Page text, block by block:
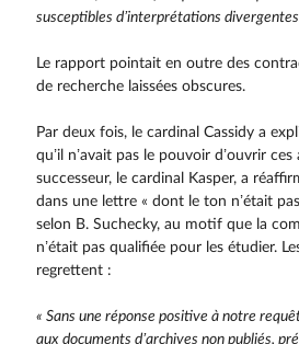
susceptibles d’interprétations
Le rapport pointait en outre des
de recherche laissées obscures.
Par deux fois, le cardinal Cassidy a
qu’il n’avait pas le pouvoir d’ouvrir ces
successeur, le cardinal Kasper, a
dans une lettre « dont le ton n’était
selon B. Suchecky, au motif que la
n’était pas qualifiée pour les étudier.
regrettent :
« Sans une réponse positive à notre
aux documents d’archives non publiés,